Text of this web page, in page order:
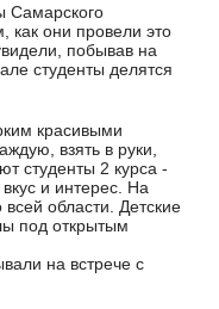
Самарского
как они провели это
побывав на
студенты делятся
красивыми
взять в руки,
студенты 2 курса -
и интерес. На
области. Детские
под открытым
на встрече с